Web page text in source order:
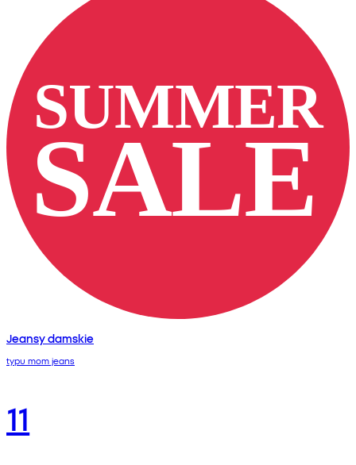
Jeansy damskie
typu mom jeans
11